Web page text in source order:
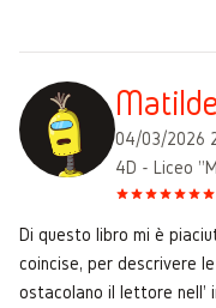
04/03/2026
4D - Liceo
Di questo libro mi è
coincise, per descrivere
ostacolano il lettore nell'